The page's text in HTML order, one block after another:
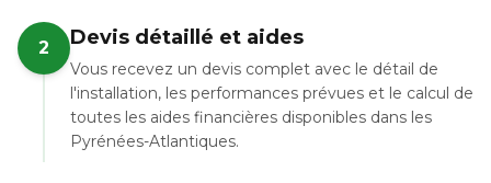
2 Devis détaillé et aides
Vous recevez un devis complet avec le détail de
l'installation, les performances prévues et le calcul de
toutes les aides financières disponibles dans les
Pyrénées-Atlantiques.